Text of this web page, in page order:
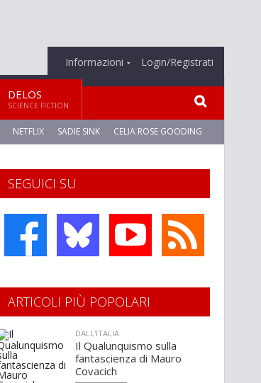
Informazioni Login/Registrati
DELOS
SCIENCE FICTION
NETFLIX SADIE SINK CELIA ROSE GOODING
SEGUICI SU
ARTICOLI PIÙ POPOLARI
DALL'ITALIA
Il Qualunquismo sulla
fantascienza di Mauro
Covacich